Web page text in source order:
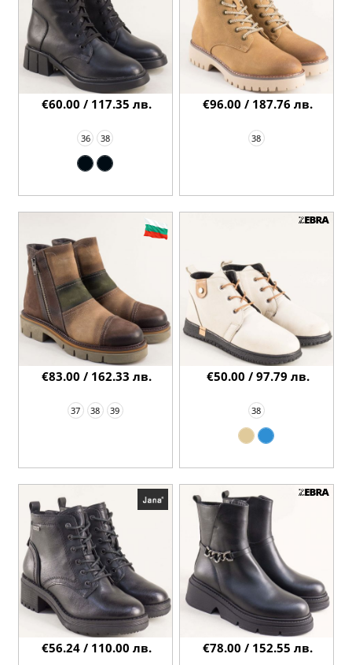
36 38
€60.00 / 117.35 лв.
38
€96.00 / 187.76 лв.
37 38 39
€83.00 / 162.33 лв.
38
€50.00 / 97.79 лв.
€56.24 / 110.00 лв. €78.00 / 152.55 лв.